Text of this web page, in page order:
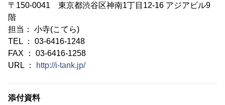
〒150-0041 東京都渋谷区神南1丁目12-16 アジアビル9
階
担当： 小寺(こてら)
TEL ： 03-6416-1248
FAX ： 03-6416-1258
URL ：
http://i-tank.jp/
添付資料